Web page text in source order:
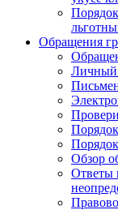
Обращения
Личный
Обзор
Ответы